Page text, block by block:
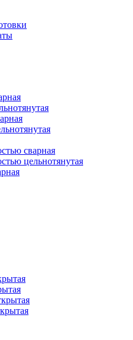
сварная
цельнотянутая